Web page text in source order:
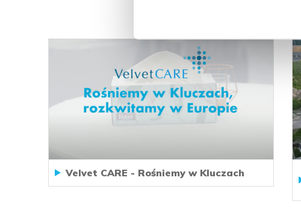
Velvet CARE - Rośniemy w Kluczach